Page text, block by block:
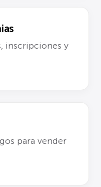
inscripciones y
para vender